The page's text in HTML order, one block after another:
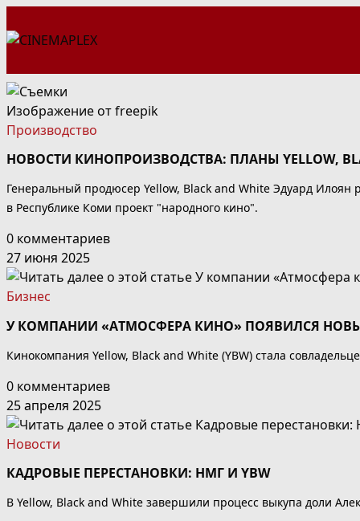
к
Изображение от freepik
Производство
НОВОСТИ КИНОПРОИЗВОДСТВА: ПЛАНЫ YELLOW,
Генеральный продюсер Yellow, Black and White Эдуард Илоян
в Республике Коми проект "народного кино".
0 комментариев
27 июня 2025
Бизнес
У КОМПАНИИ «АТМОСФЕРА КИНО» ПОЯВИЛСЯ
Кинокомпания Yellow, Black and White (YBW) стала
0 комментариев
25 апреля 2025
Новости
КАДРОВЫЕ ПЕРЕСТАНОВКИ: НМГ И YBW
В Yellow, Black and White завершили процесс выкупа доли